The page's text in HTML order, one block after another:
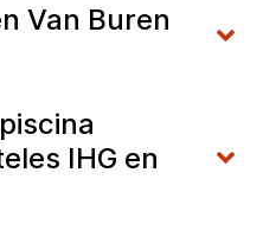
Van Buren
IHG en